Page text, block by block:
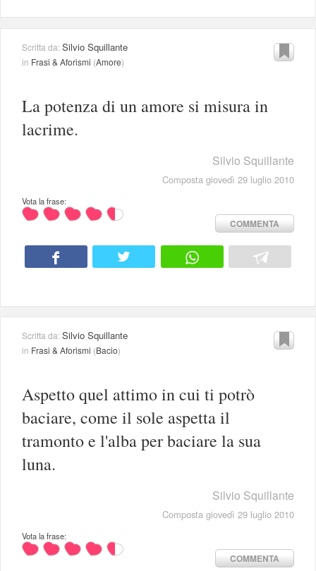
Scritta da:Silvio Squillante
in Frasi & Aforismi (Amore)
La potenza di un amore si misura in
lacrime.
Silvio Squillante
Composta giovedì 29 luglio 2010
Vota la frase:
COMMENTA
Scritta da:Silvio Squillante
in Frasi & Aforismi (Bacio)
Aspetto quel attimo in cui ti potrò
baciare, come il sole aspetta il
tramonto e l'alba per baciare la sua
luna.
Silvio Squillante
Composta giovedì 29 luglio 2010
Vota la frase:
COMMENTA